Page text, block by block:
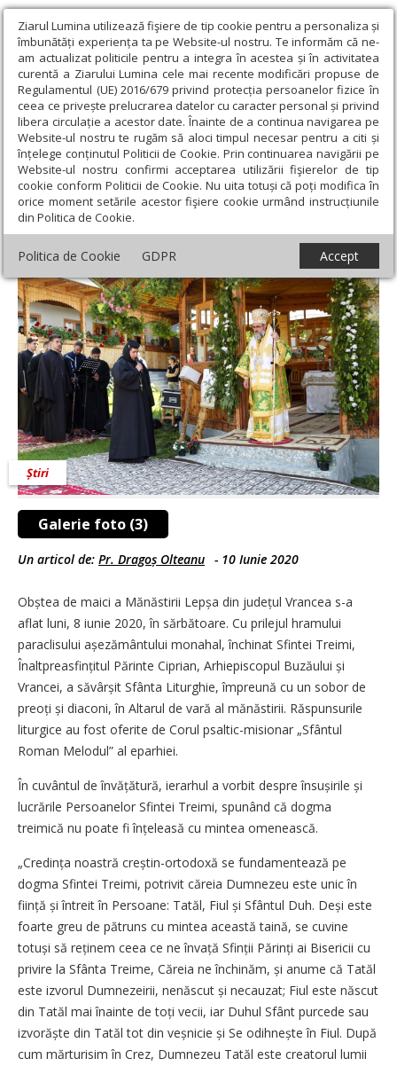
Ziarul Lumina utilizează fişiere de tip cookie pentru a personaliza și
îmbunătăți experiența ta pe Website-ul nostru. Te informăm că ne-
am actualizat politicile pentru a integra în acestea și în activitatea
curentă a Ziarului Lumina cele mai recente modificări propuse de
Regulamentul (UE) 2016/679 privind protecția persoanelor fizice în
ceea ce privește prelucrarea datelor cu caracter personal și privind
libera circulație a acestor date. Înainte de a continua navigarea pe
Website-ul nostru te rugăm să aloci timpul necesar pentru a citi și
înțelege conținutul Politicii de Cookie. Prin continuarea navigării pe
Website-ul nostru confirmi acceptarea utilizării fişierelor de tip
cookie conform Politicii de Cookie. Nu uita totuși că poți modifica în
orice moment setările acestor fişiere cookie urmând instrucțiunile
din Politica de Cookie.
Politica de Cookie GDPR Accept
Ziarul Lumina › Actualitate religioasă › Știri › Praznic luminos la
Mănăstirea Lepșa din județul Vrancea
Praznic luminos la Mănăstirea Lepșa din
județul Vrancea
Galerie foto (3)
Știri
Un articol de: Pr. Dragoș Olteanu - 10 Iunie 2020
Obștea de maici a Mănăstirii Lepșa din județul Vrancea s-a
aflat luni, 8 iunie 2020, în sărbătoare. Cu prilejul hramului
paraclisului așezământului monahal, închinat Sfintei Treimi,
Înaltpreasfințitul Părinte Ciprian, Arhiepiscopul Buzăului și
Vrancei, a săvârșit Sfânta Liturghie, împreună cu un sobor de
preoți și diaconi, în Altarul de vară al mănă­stirii. Răspunsurile
liturgice au fost oferite de Corul psaltic-misionar „Sfântul
Roman Melodul” al eparhiei.
În cuvântul de învățătură, ierarhul a vorbit despre însușirile și
lucrările Persoanelor Sfintei Treimi, spunând că dogma
treimică nu poate fi înțeleasă cu mintea omenească.
„Credința noastră creștin-ortodoxă se fundamentează pe
dogma Sfintei Treimi, potrivit căreia Dumnezeu este unic în
ființă și întreit în Persoane: Tatăl, Fiul și Sfântul Duh. Deși este
foarte greu de pătruns cu mintea această taină, se cuvine
totuși să reținem ceea ce ne învață Sfinții Părinți ai Bisericii cu
privire la Sfânta Treime, Căreia ne închinăm, și anume că Tatăl
este izvorul Dumnezeirii, nenăscut și necauzat; Fiul este născut
din Tatăl mai înainte de toți vecii, iar Duhul Sfânt purcede sau
izvorăște din Tatăl tot din veșnicie și Se odihnește în Fiul. După
cum mărturisim în Crez, Dumnezeu Tatăl este creatorul lumii